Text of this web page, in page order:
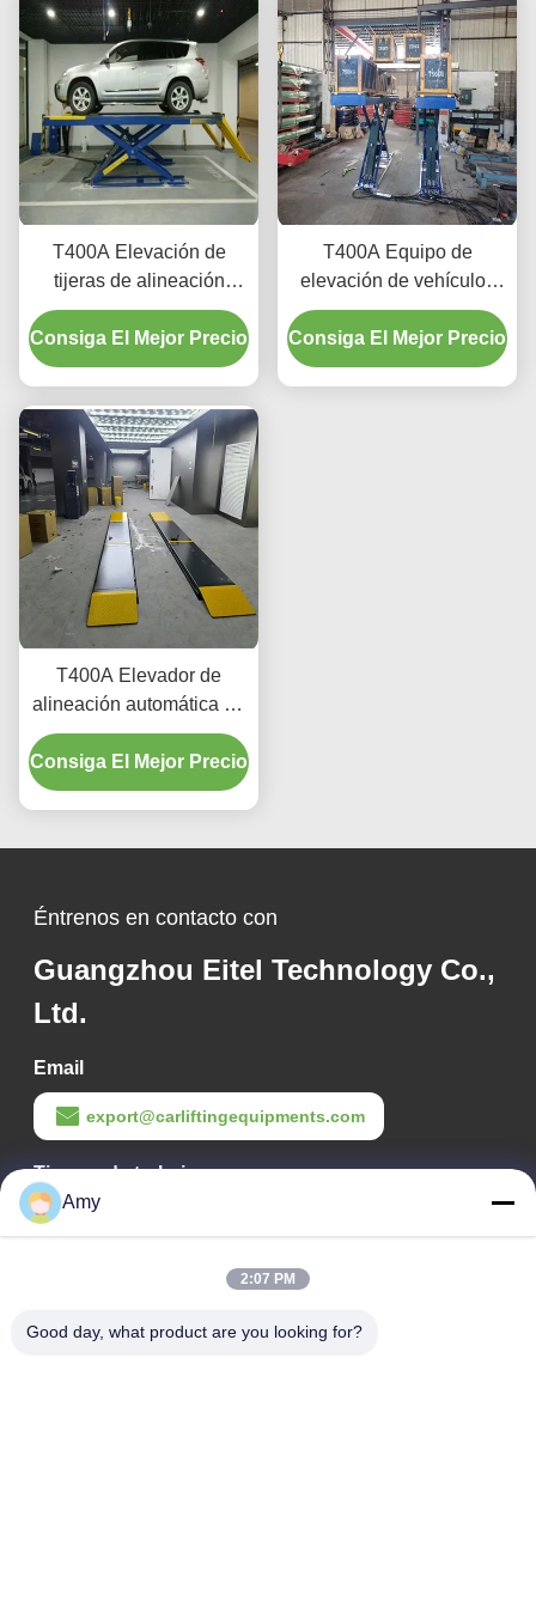
T400A Elevación de
tijeras de alineación
duradera 4000 kg con
elevación suave
Consiga El Mejor Precio
T400A Equipo de
elevación de vehículos
de perfil ultra bajo para la
alineación y el
mantenimiento
Consiga El Mejor Precio
T400A Elevador de
alineación automática de
precisión 380V/220V con
diseño de perfil bajo
Consiga El Mejor Precio
Éntrenos en contacto con
Guangzhou Eitel Technology Co.,
Ltd.
Email
export@carliftingequipments.com
Tiempo de trabajo
09:00-18:00
Ruta nacional 106, distrito de Huadu, ciudad de Guangzhou
Amy
2:07 PM
Good day, what product are you looking for?